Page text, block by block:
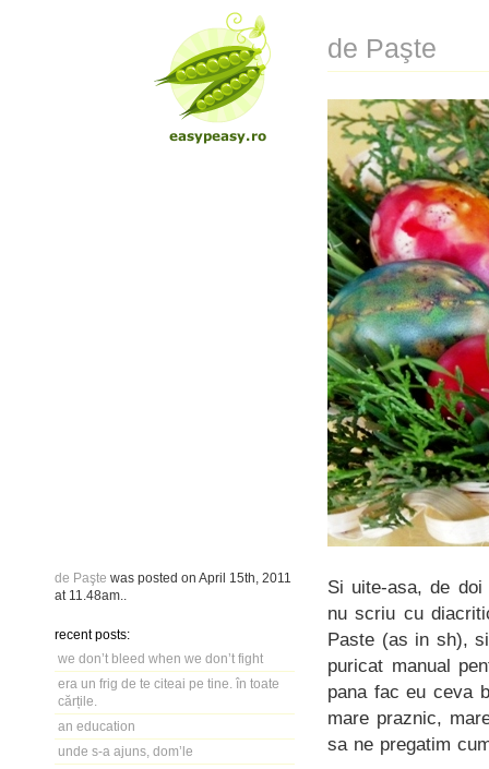
de Paşte was posted on April 15th, 2011
at 11.48am
recent posts:
we don’t bleed when we don’t fight
era un frig de te citeai pe tine. în toate
cărțile.
an education
unde s-a ajuns, dom’le
de Paşte
Si uite-asa, de
nu scriu cu
Paste (as in sh),
puricat manual
pana fac eu ceva
mare praznic,
sa ne pregatim